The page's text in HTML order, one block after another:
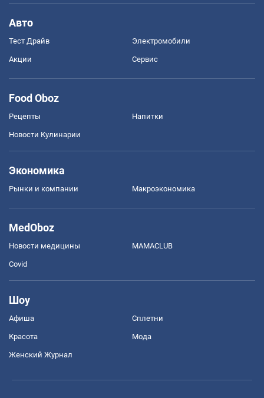
Авто
Тест Драйв Электромобили
Акции Сервис
Food Oboz
Рецепты Напитки
Новости Кулинарии
Экономика
Рынки и компании Mакроэкономика
MedOboz
Новости медицины MAMACLUB
Covid
Шоу
Афиша Сплетни
Красота Мода
Женский Журнал